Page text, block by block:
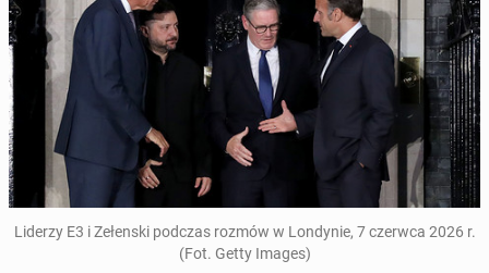
Liderzy E3 i Ze­łen­ski podczas rozmów w Lon­dy­nie, 7 czerwca 2026 r.
(Fot. Getty Images)